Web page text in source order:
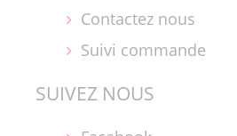
Contactez nous
Suivi commande
SUIVEZ NOUS